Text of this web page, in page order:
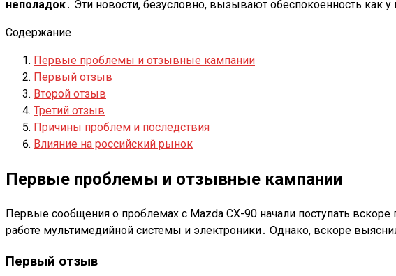
неполадок․ Эти новости, безусловно, вызывают обеспокоенность как у
Содержание
Первые проблемы и отзывные кампании
Первый отзыв
Второй отзыв
Третий отзыв
Причины проблем и последствия
Влияние на российский рынок
Первые проблемы и отзывные кампании
Первые сообщения о проблемах с Mazda CX-90 начали поступать вскоре
работе мультимедийной системы и электроники․ Однако, вскоре
Первый отзыв